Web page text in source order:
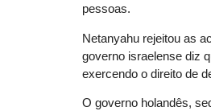
pessoas.
Netanyahu rejeitou as
governo israelense diz
exercendo o direito de
O governo holandês,